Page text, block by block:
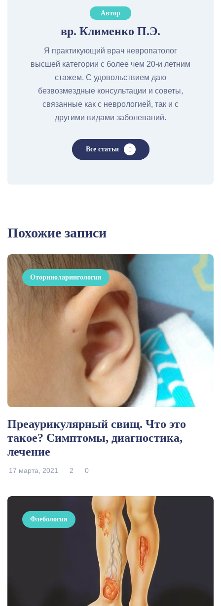
Автор
вр. Клименко П.Э.
Я практикующий врач невропатолог
высшей категории с более чем 20-и летним
стажем. С удовольствием даю
безвозмездные консультации и советы,
связанные как с неврологией, так и с
другими видами заболеваний.
Все статьи
Похожие записи
Оториноларингология
Преаурикулярный свищ. Что это
такое? Симптомы, диагностика,
лечение
17 марта, 2021 2 0
Флебология